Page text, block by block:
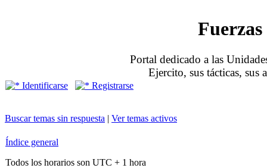
Portal dedicado a las
Ejercito, sus tácticas, sus
Identificarse Registrarse
Buscar temas sin respuesta | Ver temas activos
Índice general
Todos los horarios son UTC + 1 hora